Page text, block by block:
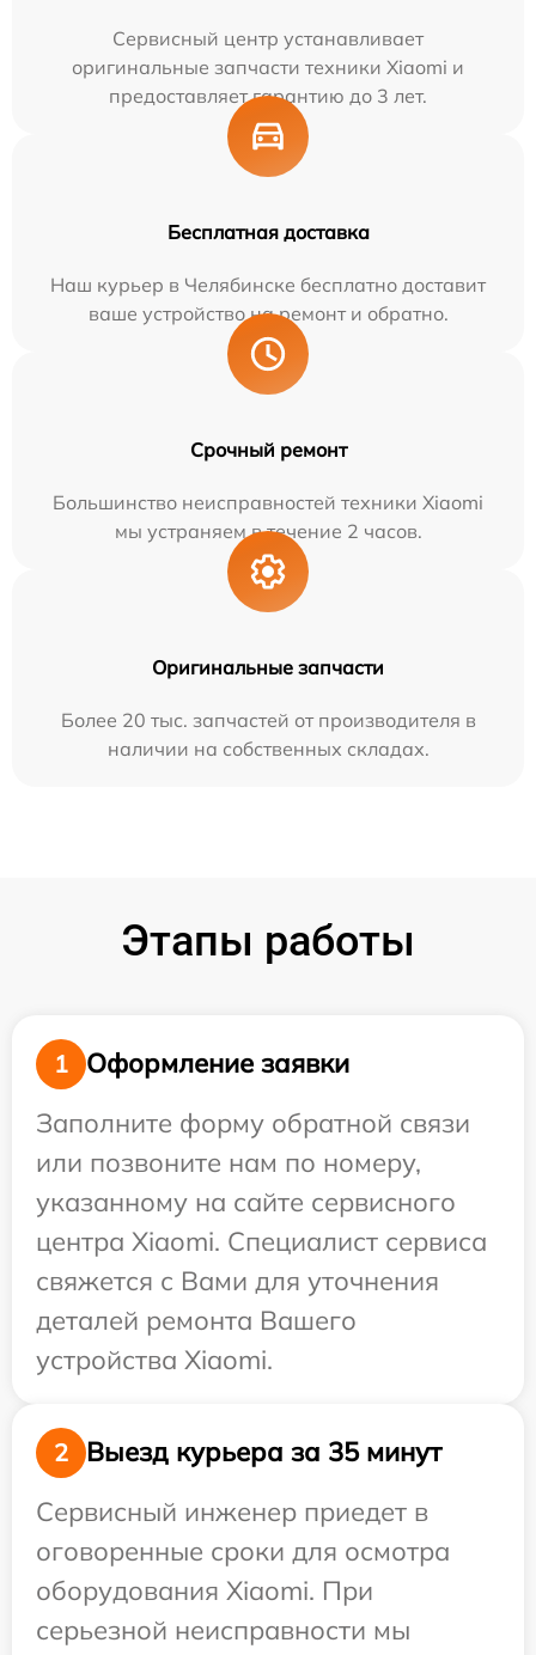
Сервисный центр устанавливает
оригинальные запчасти техники Xiaomi и
предоставляет гарантию до 3 лет.
Бесплатная доставка
Наш курьер в Челябинске бесплатно доставит
ваше устройство на ремонт и обратно.
Срочный ремонт
Большинство неисправностей техники Xiaomi
мы устраняем в течение 2 часов.
Оригинальные запчасти
Более 20 тыс. запчастей от производителя в
наличии на собственных складах.
Этапы работы
1
Оформление заявки
Заполните форму обратной связи
или позвоните нам по номеру,
указанному на сайте сервисного
центра Xiaomi. Специалист сервиса
свяжется с Вами для уточнения
деталей ремонта Вашего
устройства Xiaomi.
2
Выезд курьера за 35 минут
Сервисный инженер приедет в
оговоренные сроки для осмотра
оборудования Xiaomi. При
серьезной неисправности мы